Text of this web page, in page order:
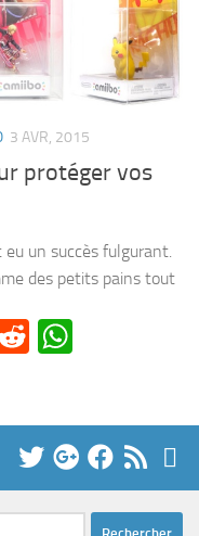
3 AVR, 2015
protéger vos
un succès fulgurant.
des petits pains tout
Reddit